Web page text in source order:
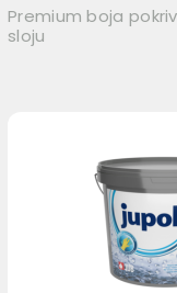
Premium boja
sloju